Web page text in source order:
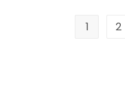
1 2